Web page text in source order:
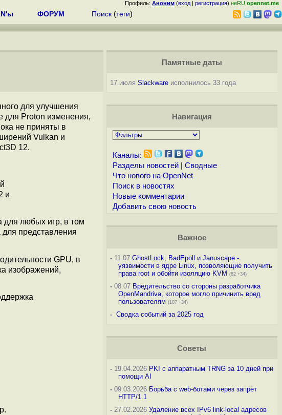
Профиль: Аноним (вход | регистрация) неRU opennet.me
ФОРУМ Поиск (теги)
для улучшения
Proton изменения,
не приняты в
Vulkan и
12.
и
для любых игр, в том
для представления
GPU, в
изображений,
Памятные даты
17 июля Slackwareисполнилось 33 года
Навигация
Каналы:
Разделы новостей| Сводные
Что нового на OpenNet
Поиск в новостях
Новые комментарии
Добавить свою новость
Важное
-11.07 GhostLock, BadEpoll и Januscape -
уязвимости в ядре Linux, позволяющие получить
права root и обойти изоляцию KVM (82 +34)
-08.07 Вредительство со стороны разработчика
OpenMandriva, которое могло причинить вред
пользователям (107 +34)
- Сводка событий за 2025 год
Советы
-19.04.2026 PKI с аппаратным TRNG за 10 дней при
помощи AI
-09.03.2026 Борьба с web-ботами через запрет
HTTP/1.1
-27.02.2026 Удаление всех IPv6 link-local адресов